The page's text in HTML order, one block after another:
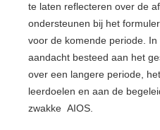
te laten reflecteren over de
ondersteunen bij het
voor de komende periode.
aandacht besteed aan het
over een langere periode,
leerdoelen en aan de
zwakke AIOS.